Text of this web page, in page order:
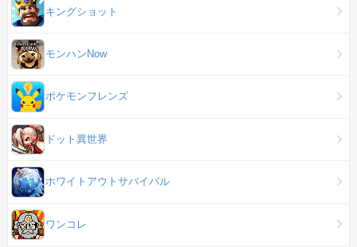
キングショット
モンハンNow
ポケモンフレンズ
ドット異世界
ホワイトアウトサバイバル
ワンコレ